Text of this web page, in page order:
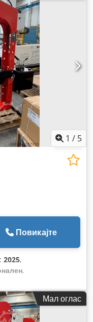
1 / 5
Повикајте
2025,
,
Мал оглас